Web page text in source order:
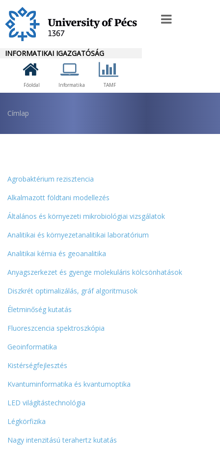
tartalomra
INFORMATIKAI IGAZGATÓSÁG
Főoldal Informatika TAMF
Morzsa
Címlap
Agrobaktérium rezisztencia
Alkalmazott földtani modellezés
Általános és környezeti mikrobiológiai vizsgálatok
Analitikai és környezetanalitikai laboratórium
Analitikai kémia és geoanalitika
Anyagszerkezet és gyenge molekuláris kölcsönhatások
Diszkrét optimalizálás, gráf algoritmusok
Életminőség kutatás
Fluoreszcencia spektroszkópia
Geoinformatika
Kistérségfejlesztés
Kvantuminformatika és kvantumoptika
LED világítástechnológia
Légkörfizika
Nagy intenzitású terahertz kutatás